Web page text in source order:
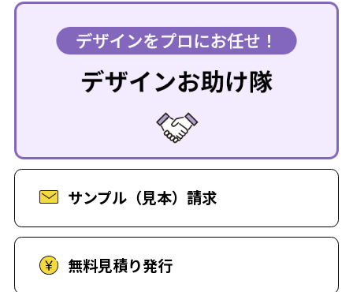
サンプル（見本）請求
無料見積り発行